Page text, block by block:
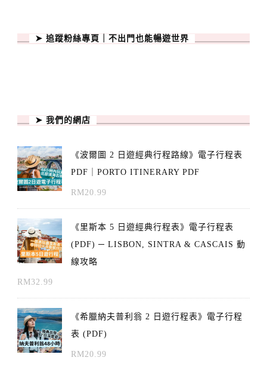
➤ 追蹤粉絲專頁｜不出門也能暢遊世界
➤ 我們的網店
《波爾圖 2 日遊經典行程路線》電子行程表
PDF｜PORTO ITINERARY PDF
RM20.99
《里斯本 5 日遊經典行程表》電子行程表
(PDF) ─ LISBON, SINTRA & CASCAIS 動
線攻略
RM32.99
《希臘納夫普利翁 2 日遊行程表》電子行程
表 (PDF)
RM20.99